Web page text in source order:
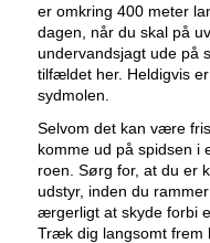
er omkring 400 meter
dagen, når du skal på
undervandsjagt ude på
tilfældet her. Heldigvis
sydmolen.
Selvom det kan være
komme ud på spidsen i
roen. Sørg for, at du er
udstyr, inden du
ærgerligt at skyde forbi
Træk dig langsomt frem